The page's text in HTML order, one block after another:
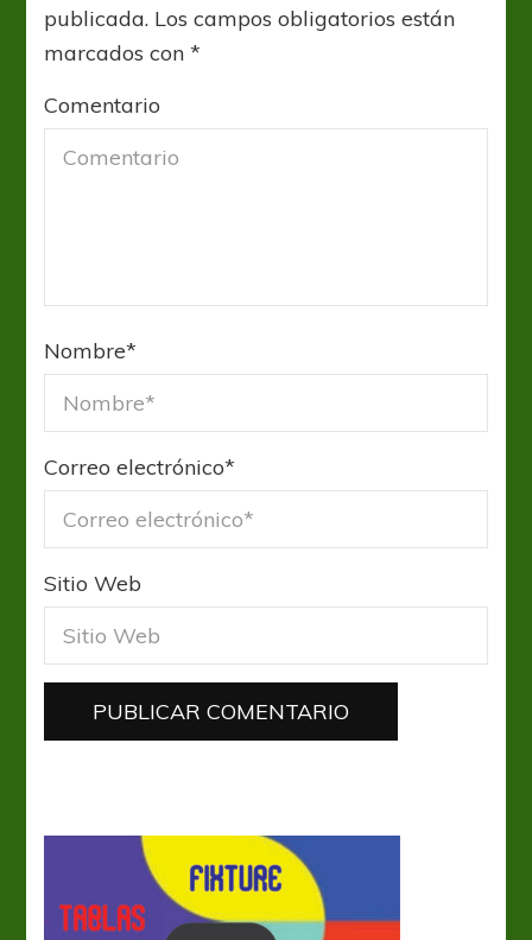
publicada. Los campos obligatorios están
marcados con*
Comentario
Nombre*
Correo electrónico*
Sitio Web